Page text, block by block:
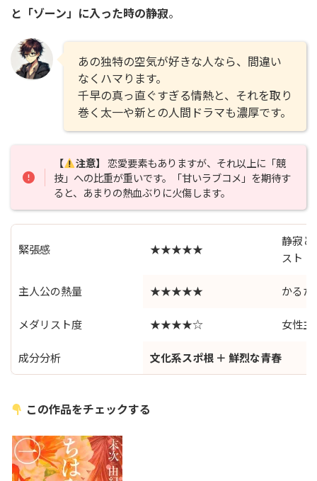
と「ゾーン」に入った時の静寂。
あの独特の空気が好きな人なら、間違い
なくハマります。
千早の真っ直ぐすぎる情熱と、それを取り
巻く太一や新との人間ドラマも濃厚です。
【 注意】
恋愛要素もありますが、それ以上に「競
技」への比重が重いです。「甘いラブコメ」を期待す
ると、あまりの熱血ぶりに火傷します。
緊張感 ★★★★★
静寂と
スト
主人公の熱量 ★★★★★ かるた
メダリスト度 ★★★★☆ 女性
成分分析 文化系スポ根 ＋ 鮮烈な青春
この作品をチェックする